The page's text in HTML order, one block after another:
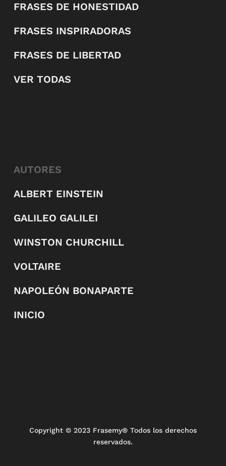
FRASES DE HONESTIDAD
FRASES INSPIRADORAS
FRASES DE LIBERTAD
VER TODAS
AUTORES
ALBERT EINSTEIN
GALILEO GALILEI
WINSTON CHURCHILL
VOLTAIRE
NAPOLEÓN BONAPARTE
INICIO
Copyright © 2023 Frasemy® Todos los derechos
reservados.